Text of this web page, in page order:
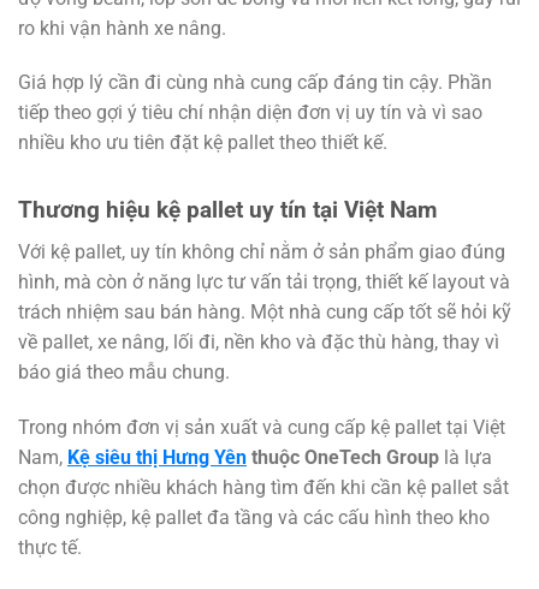
ro khi vận hành xe nâng.
Giá hợp lý cần đi cùng nhà cung cấp đáng tin cậy. Phần
tiếp theo gợi ý tiêu chí nhận diện đơn vị uy tín và vì sao
nhiều kho ưu tiên đặt kệ pallet theo thiết kế.
Thương hiệu kệ pallet uy tín tại Việt Nam
Với kệ pallet, uy tín không chỉ nằm ở sản phẩm giao đúng
hình, mà còn ở năng lực tư vấn tải trọng, thiết kế layout và
trách nhiệm sau bán hàng. Một nhà cung cấp tốt sẽ hỏi kỹ
về pallet, xe nâng, lối đi, nền kho và đặc thù hàng, thay vì
báo giá theo mẫu chung.
Trong nhóm đơn vị sản xuất và cung cấp kệ pallet tại Việt
Nam, Kệ siêu thị Hưng Yên thuộc OneTech Group là lựa
chọn được nhiều khách hàng tìm đến khi cần kệ pallet sắt
công nghiệp, kệ pallet đa tầng và các cấu hình theo kho
thực tế.